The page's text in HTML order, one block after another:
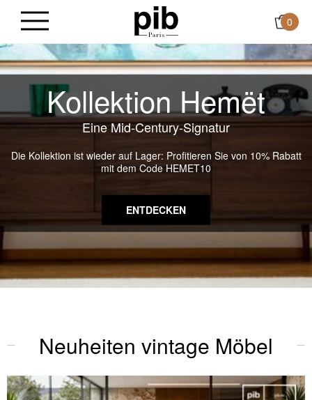
0
Kollektion Hemët
Eine Mid-Century-Signatur
Die Kollektion ist wieder auf Lager: Profitieren Sie von 10% Rabatt
mit dem Code HEMET10
ENTDECKEN
Neuheiten vintage Möbel